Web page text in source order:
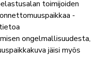
toimijoiden
-
ongelmallisuudesta,
jäisi myös